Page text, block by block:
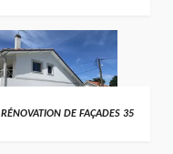
RÉNOVATION DE FAÇADES 35